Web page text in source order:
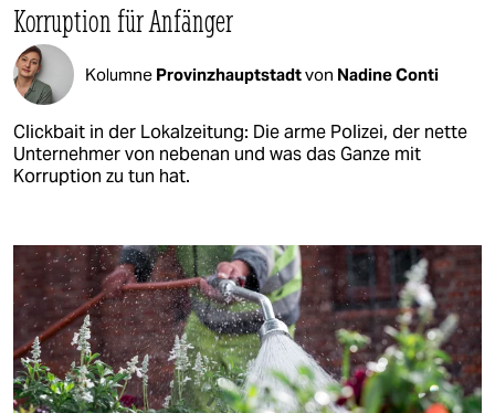
Korruption für Anfänger
Kolumne Provinzhauptstadtvon Nadine Conti
Clickbait in der Lokalzeitung: Die arme Polizei, der nette
Unternehmer von nebenan und was das Ganze mit
Korruption zu tun hat.